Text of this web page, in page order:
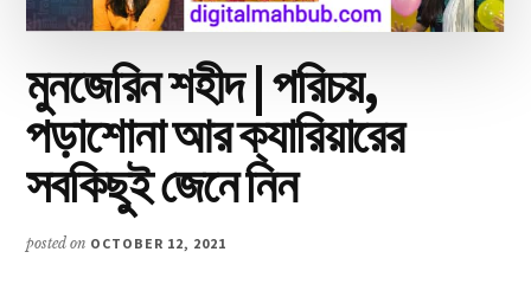
মুনজেরিন শহীদ | পরিচয়,
পড়াশোনা আর ক্যারিয়ারের
সবকিছুই জেনে নিন
posted on OCTOBER 12, 2021